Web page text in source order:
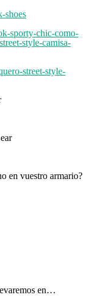
en vuestro armario?
en…